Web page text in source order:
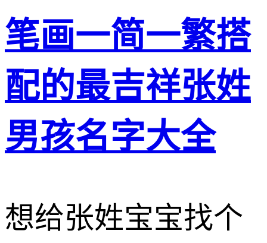
笔画一简一繁搭
配的最吉祥张姓
男孩名字大全
想给张姓宝宝找个